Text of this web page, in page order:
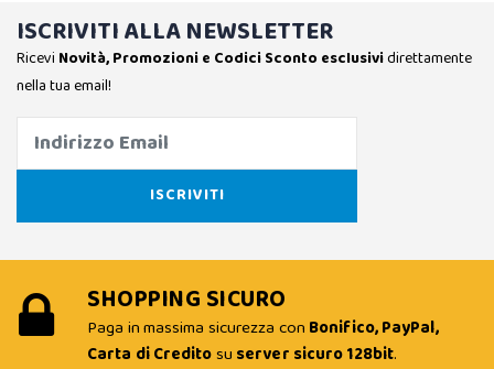
ISCRIVITI ALLA NEWSLETTER
Ricevi Novità, Promozioni e Codici Sconto esclusividirettamente
nella tua email!
SHOPPING SICURO
Paga in massima sicurezza con Bonifico, PayPal,
Carta di Creditosu server sicuro 128bit.